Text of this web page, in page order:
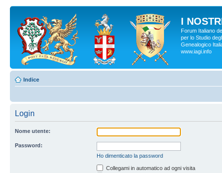
I
Forum Italiano
per lo Studio
Genealogico
www.iagi.info
Indice
Login
Nome utente:
Password:
Ho dimenticato la password
Collegami in automatico ad ogni visita